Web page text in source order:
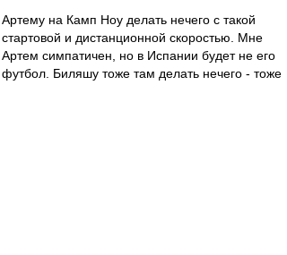
Артему на Камп Ноу делать нечего с такой
стартовой и дистанционной скоростью. Мне
Артем симпатичен, но в Испании будет не его
футбол. Биляшу тоже там делать нечего - тоже